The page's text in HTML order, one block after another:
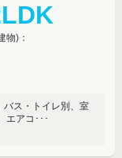
物)：
ス・トイレ別、室
エアコ･･･